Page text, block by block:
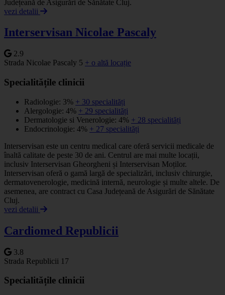
Județeană de Asigurări de Sănătate Cluj.
vezi detalii
Interservisan Nicolae Pascaly
2.9
Strada Nicolae Pascaly 5 + o altă locație
Specialitățile clinicii
Radiologie: 3% + 30 specialități
Alergologie: 4% + 29 specialități
Dermatologie si Venerologie: 4% + 28 specialități
Endocrinologie: 4% + 27 specialități
Interservisan este un centru medical care oferă servicii medicale de
înaltă calitate de peste 30 de ani. Centrul are mai multe locații,
inclusiv Interservisan Gheorgheni și Interservisan Moților.
Interservisan oferă o gamă largă de specializări, inclusiv chirurgie,
dermatovenerologie, medicină internă, neurologie și multe altele. De
asemenea, are contract cu Casa Județeană de Asigurări de Sănătate
Cluj.
vezi detalii
Cardiomed Republicii
3.8
Strada Republicii 17
Specialitățile clinicii